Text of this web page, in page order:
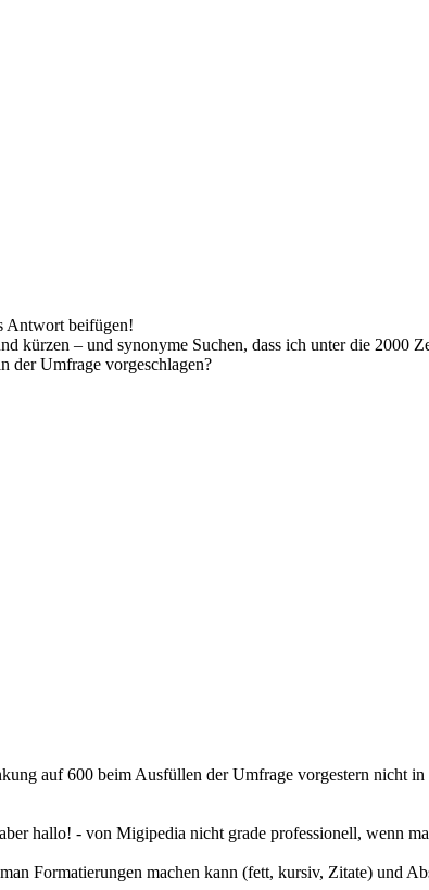
Antwort beifügen!
kürzen – und synonyme Suchen, dass ich unter die 2000
der Umfrage vorgeschlagen?
auf 600 beim Ausfüllen der Umfrage vorgestern nicht
hallo! - von Migipedia nicht grade professionell, wenn
Formatierungen machen kann (fett, kursiv, Zitate) und